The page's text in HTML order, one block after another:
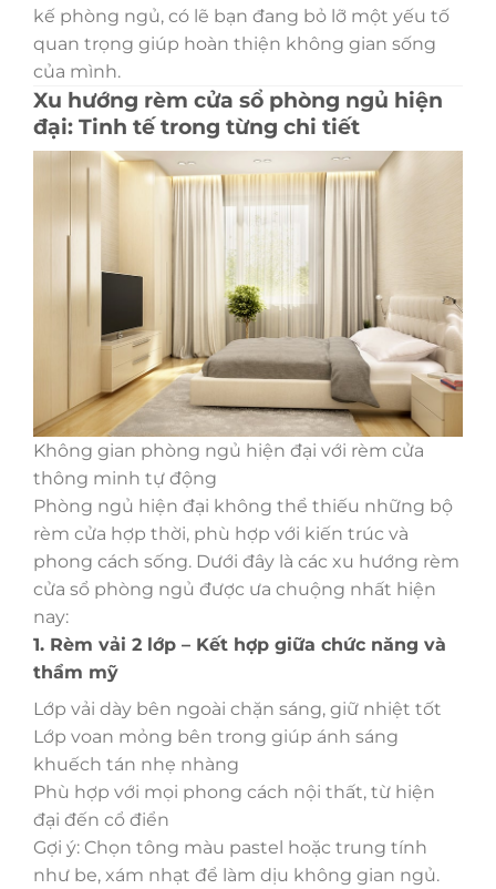
kế phòng ngủ, có lẽ bạn đang bỏ lỡ một yếu tố
quan trọng giúp hoàn thiện không gian sống
của mình.
Xu hướng rèm cửa sổ phòng ngủ hiện
đại: Tinh tế trong từng chi tiết
Không gian phòng ngủ hiện đại với rèm cửa
thông minh tự động
Phòng ngủ hiện đại không thể thiếu những bộ
rèm cửa hợp thời, phù hợp với kiến trúc và
phong cách sống. Dưới đây là các xu hướng rèm
cửa sổ phòng ngủ được ưa chuộng nhất hiện
nay:
1. Rèm vải 2 lớp – Kết hợp giữa chức năng và
thẩm mỹ
Lớp vải dày bên ngoài chặn sáng, giữ nhiệt tốt
Lớp voan mỏng bên trong giúp ánh sáng
khuếch tán nhẹ nhàng
Phù hợp với mọi phong cách nội thất, từ hiện
đại đến cổ điển
Gợi ý: Chọn tông màu pastel hoặc trung tính
như be, xám nhạt để làm dịu không gian ngủ.